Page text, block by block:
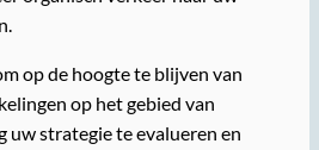
op de hoogte te blijven van
op het gebied van
uw strategie te evalueren en